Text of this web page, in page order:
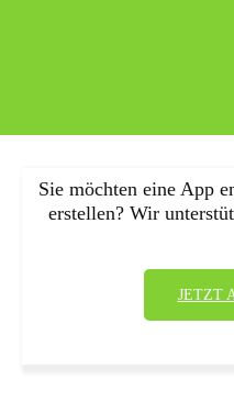
Sie möchten eine App
erstellen? Wir
JETZT